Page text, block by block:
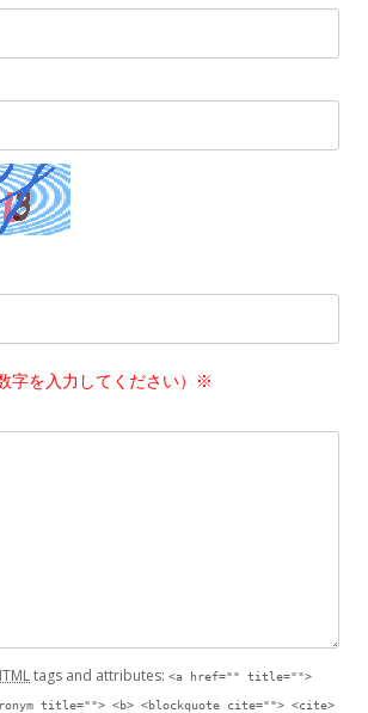
字を入力してください）※
tags and attributes: <a href="" title="">
title=""> <b> <blockquote cite=""> <cite>